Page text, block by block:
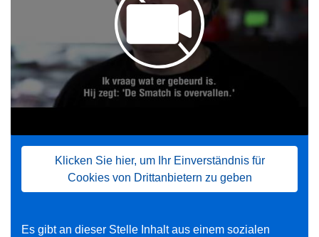
Klicken Sie hier, um Ihr Einverständnis für
Cookies von Drittanbietern zu geben
Es gibt an dieser Stelle Inhalt aus einem sozialen